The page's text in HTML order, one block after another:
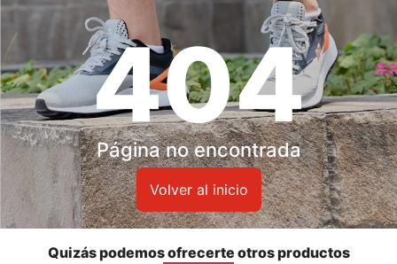
Niños
Accesorios
🏃‍♀️🏃‍♂️ Zona del Hincha
👀 Lo Nuevo
🤑 Zona Outlet
404
Página no encontrada
Volver al inicio
Quizás podemos ofrecerte otros productos